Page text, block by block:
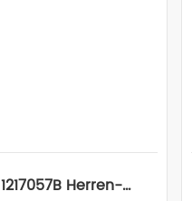
1217057B Herren-